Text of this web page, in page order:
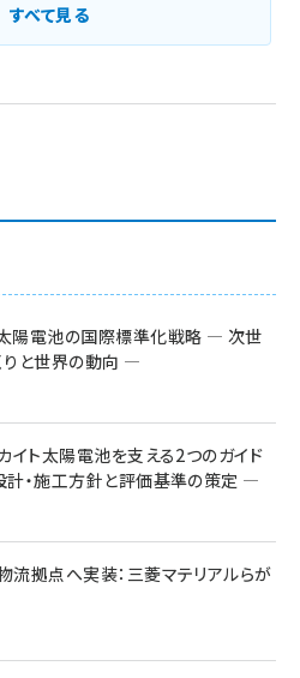
太陽電池の国際標準化戦略 ― 次世
と世界の動向 ―
イト太陽電池を支える2つのガイド
・施工方針と評価基準の策定 ―
流拠点へ実装：三菱マテリアルらが
すべて見る